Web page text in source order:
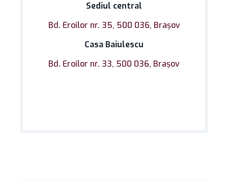
Sediul central
Bd. Eroilor nr. 35, 500 036, Braşov
Casa Baiulescu
Bd. Eroilor nr. 33, 500 036, Braşov